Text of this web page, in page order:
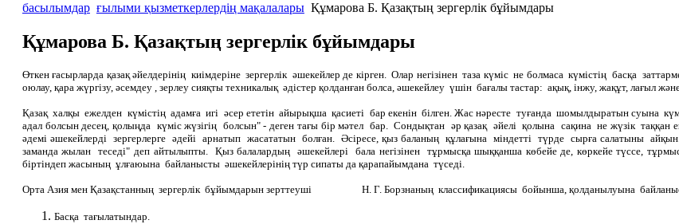
басылымдар ғылыми қызметкерлердің мақалалары Құмарова Б. Қазақтың зергерлік бұйымдары
Құмарова Б. Қазақтың зергерлік бұйымдары
Өткен ғасырларда қазақ әйелдерінің киімдеріне зергерлік әшекейлер де кірген. Олар негізінен таза күміс не болмаса күмістің басқа
оюлау, қара жүргізу, әсемдеу , зерлеу сияқты техникалық әдістер қолданған болса, әшекейлеу үшін бағалы тастар: ақық, інжу, жақұт, лағыл
Қазақ халқы ежелден күмістің адамға игі әсер ететін айырықша қасиеті бар екенін білген. Жас нәресте туғанда шомылдыратын суына
адал болсын десең, қолыңда күміс жүзігің болсын" - деген тағы бір мәтел бар. Сондықтан әр қазақ әйелі қолына сақина не жүзік таққан
әдемі әшекейлерді зергерлерге әдейі арнатып жасататын болған. Әсіресе, қыз баланың құлағына міндетті түрде сырға салатыны
заманда жылан теседі" деп айтылыпты. Қыз балалардың әшекейлері бала негізінен тұрмысқа шыққанша көбейе де, көркейе түссе,
біртіндеп жасының ұлғаюына байланысты әшекейлерінің түр сипаты да қарапайымдана түседі.
Орта Азия мен Қазақстанның зергерлік бұйымдарын зерттеуші Н. Г. Борзнаның классификациясы бойынша, қолданылуына
Басқа тағылатындар.